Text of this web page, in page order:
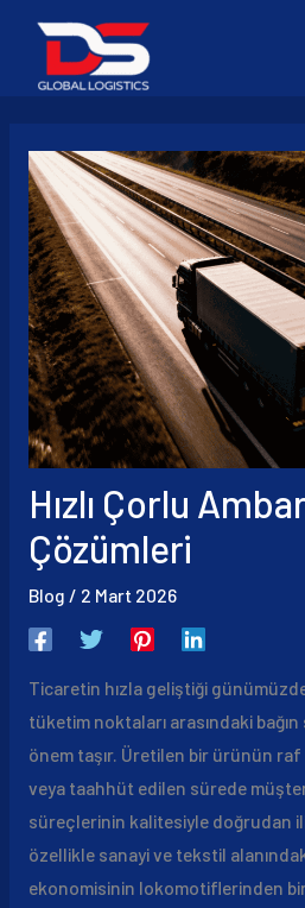
Hızlı Çorlu
Çözümleri
Blog / 2 Mart 2026
Ticaretin hızla geliştiği
tüketim noktaları arasındaki
önem taşır. Üretilen bir ürünün
veya taahhüt edilen sürede
süreçlerinin kalitesiyle doğrudan
özellikle sanayi ve tekstil
ekonomisinin lokomotiflerinden